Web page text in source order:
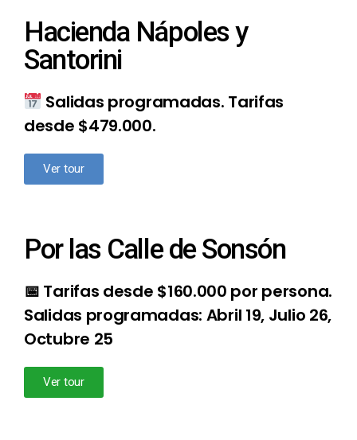
Hacienda Nápoles y
Santorini
Salidas programadas. Tarifas
desde $479.000.
Ver tour
Por las Calle de Sonsón
📅 Tarifas desde $160.000 por persona.
Salidas programadas: Abril 19, Julio 26,
Octubre 25
Ver tour